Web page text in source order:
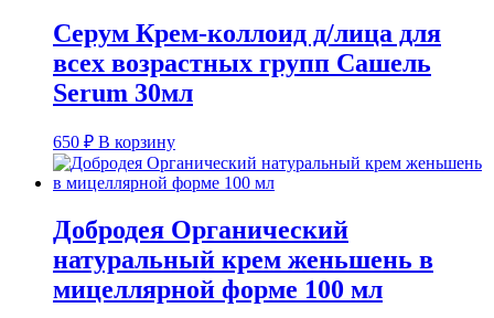
Серум Крем-коллоид д/лица для
всех возрастных групп Сашель
Serum 30мл
650 ₽ В корзину
Добродея Органический
натуральный крем женьшень в
мицеллярной форме 100 мл